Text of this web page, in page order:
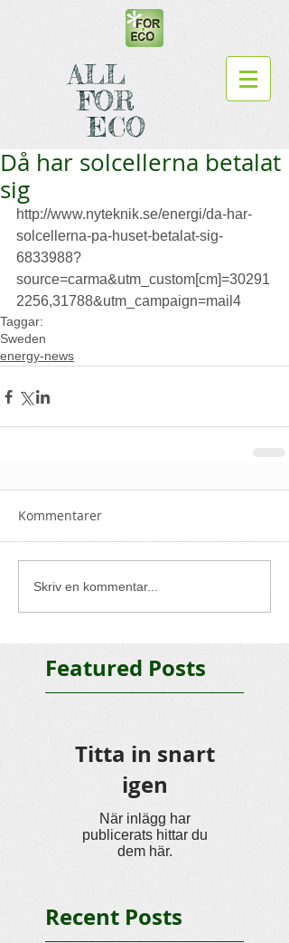
ALL
FOR
ECO
Featured Posts
Recent Posts
Då har solcellerna betalat
sig
http://www.nyteknik.se/energi/da-har-
solcellerna-pa-huset-betalat-sig-
6833988?
source=carma&utm_custom[cm]=30291
2256,31788&utm_campaign=mail4
Taggar:
Sweden
energy-news
Kommentarer
Skriv en kommentar...
Titta in snart
igen
När inlägg har
publicerats hittar du
dem här.